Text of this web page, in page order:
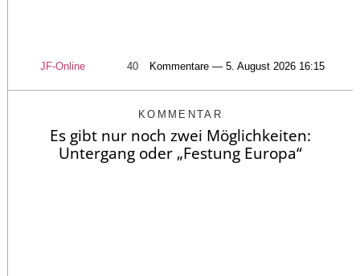
JF-Online 40 Kommentare — 5. August 2026 16:15
KOMMENTAR
Es gibt nur noch zwei Möglichkeiten:
Untergang oder „Festung Europa“